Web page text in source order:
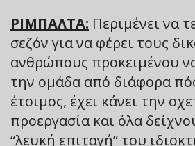
ΡΙΜΠΑΛΤΑ: Περιμένει να
σεζόν για να φέρει τους
ανθρώπους προκειμένου
την ομάδα από διάφορα
έτοιμος, έχει κάνει την
προεργασία και όλα
“λευκή επιταγή” του